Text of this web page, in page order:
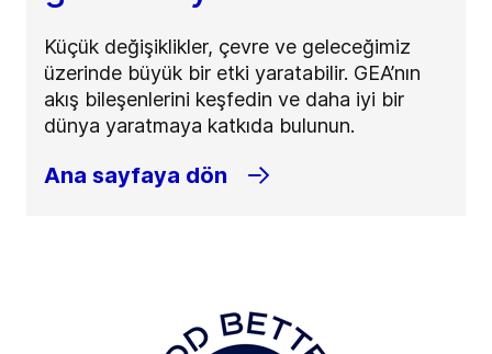
Küçük değişiklikler, çevre ve geleceğimiz
üzerinde büyük bir etki yaratabilir. GEA’nın
akış bileşenlerini keşfedin ve daha iyi bir
dünya yaratmaya katkıda bulunun.
Ana sayfaya dön